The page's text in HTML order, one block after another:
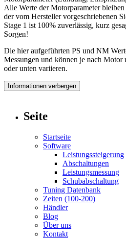
Alle Werte der Motorparameter
der vom Hersteller vorgeschriebenen
Stage 1 ist 100% zuverlässig, kurz
Sorgen!
Die hier aufgeführten PS und NM
Messungen und können je nach Motor
oder unten variieren.
Informationen verbergen
Seite
Startseite
Software
Leistungssteigerung
Abschaltungen
Leistungsmessung
Schubabschaltung
Tuning Datenbank
Zeiten (100-200)
Händler
Blog
Über uns
Kontakt